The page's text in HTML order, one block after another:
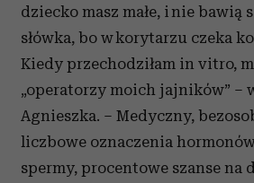
dziecko masz małe, i nie bawią
słówka, bo w korytarzu czeka
Kiedy przechodziłam in vitro,
„operatorzy moich jajników” –
Agnieszka. – Medyczny,
liczbowe oznaczenia
spermy, procentowe szanse na